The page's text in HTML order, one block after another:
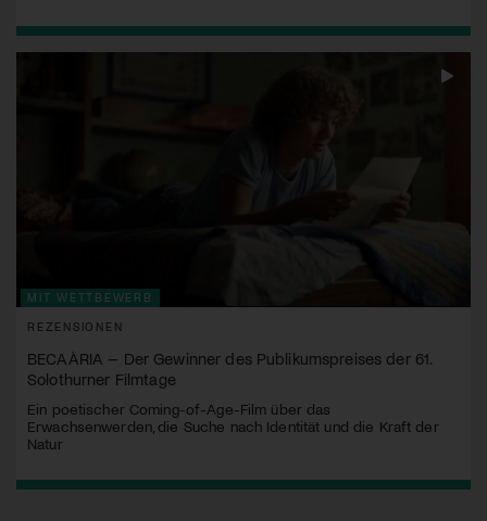
MIT WETTBEWERB
REZENSIONEN
BECAÀRIA – Der Gewinner des Publikumspreises der 61.
Solothurner Filmtage
Ein poetischer Coming-of-Age-Film über das
Erwachsenwerden, die Suche nach Identität und die Kraft der
Natur